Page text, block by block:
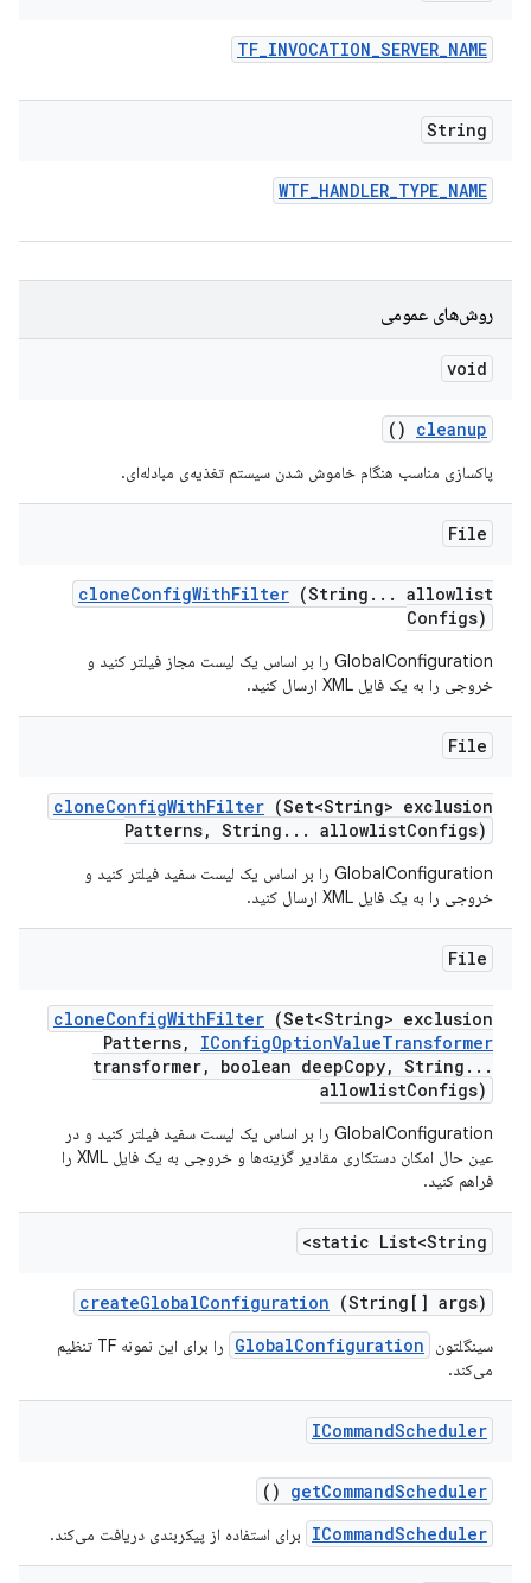
TF_INVOCATION_SERVER_NAME
String
WTF_HANDLER_TYPE_NAME
روش‌های عمومی
void
cleanup
()
پاکسازی مناسب هنگام خاموش شدن سیستم تغذیه‌ی مبادله‌ای.
File
cloneConfigWithFilter (String . . . allowlist
Configs)
GlobalConfiguration را بر اساس یک لیست مجاز فیلتر کنید و
خروجی را به یک فایل XML ارسال کنید.
File
cloneConfigWithFilter (Set<String> exclusion
Patterns, String . . . allowlistConfigs)
GlobalConfiguration را بر اساس یک لیست سفید فیلتر کنید و
خروجی را به یک فایل XML ارسال کنید.
File
cloneConfigWithFilter (Set<String> exclusion
Patterns, IConfigOptionValueTransformer
transformer, boolean deepCopy, String . . .
allowlistConfigs)
GlobalConfiguration را بر اساس یک لیست سفید فیلتر کنید و در
عین حال امکان دستکاری مقادیر گزینه‌ها و خروجی به یک فایل XML را
فراهم کنید.
static List<String>
createGlobalConfiguration (String[] args)
سینگلتون GlobalConfiguration
را برای این نمونه TF تنظیم
می‌کند.
ICommandScheduler
getCommandScheduler
()
ICommandScheduler
برای استفاده از پیکربندی دریافت می‌کند.